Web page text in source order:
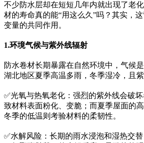
不少防水层却在短短几年内就出现了老
材的寿命真的能“用这么久”吗？其实，
变量的共同作用。
1.环境气候与紫外线辐射
防水卷材长期暴露在自然环境中，气候是
湖北地区夏季高温多雨，冬季湿冷，且紫
✅光氧与热氧老化：强烈的紫外线会破
致材料表面粉化、变脆；而夏季屋面的
冬季的低温则考验材料的柔韧性。
✅水解风险：长期的雨水浸泡和湿热交